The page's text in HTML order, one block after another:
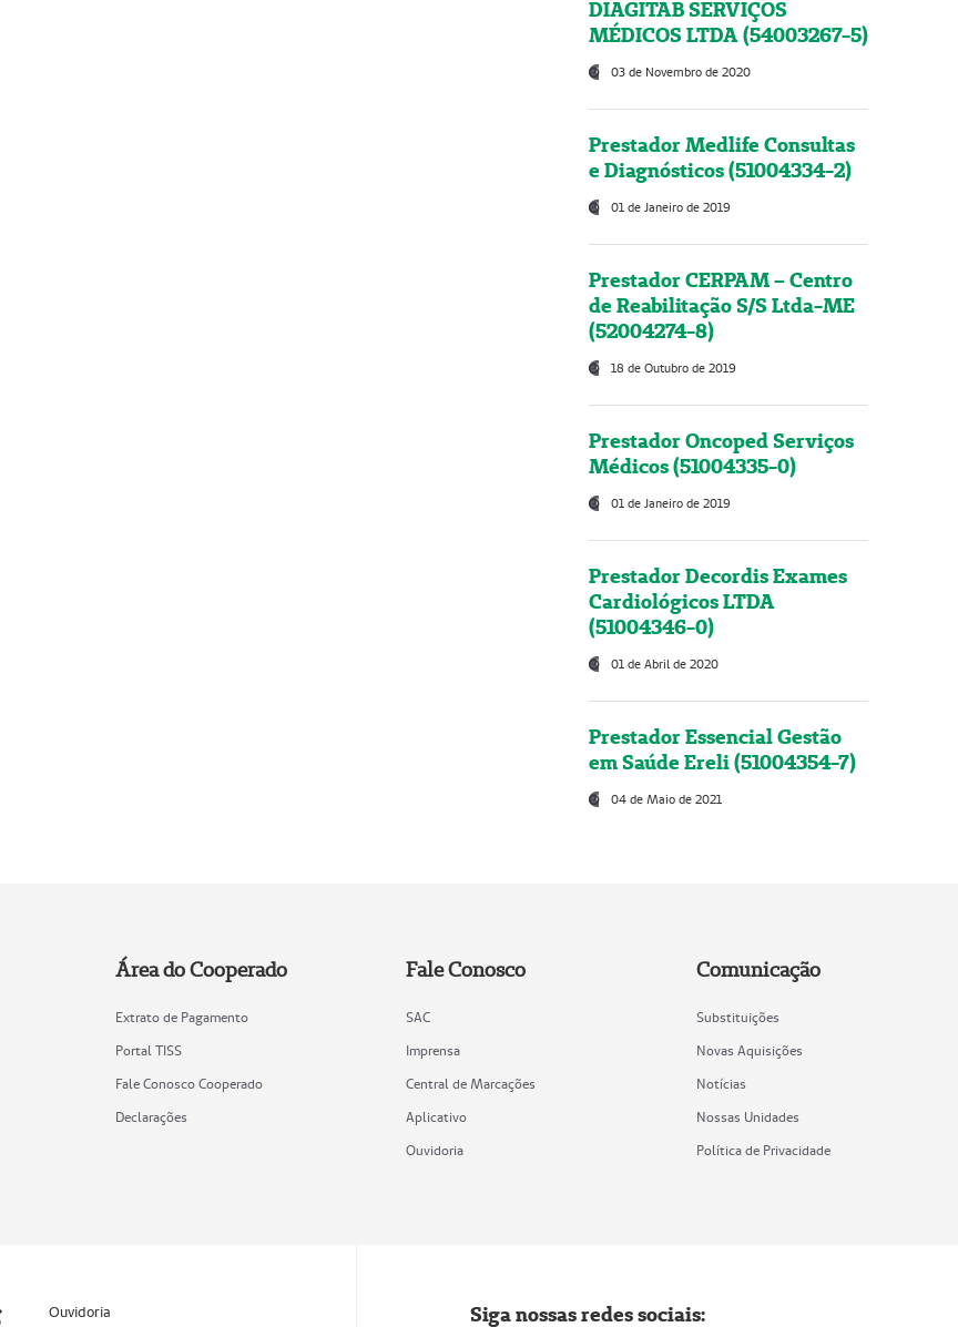
DIAGITAB SERVIÇOS
MÉDICOS LTDA (54003267-5)
03 de Novembro de 2020
Prestador Medlife Consultas
e Diagnósticos (51004334-2)
01 de Janeiro de 2019
Prestador CERPAM – Centro
de Reabilitação S/S Ltda-ME
(52004274-8)
18 de Outubro de 2019
Prestador Oncoped Serviços
Médicos (51004335-0)
01 de Janeiro de 2019
Prestador Decordis Exames
Cardiológicos LTDA
(51004346-0)
01 de Abril de 2020
Prestador Essencial Gestão
em Saúde Ereli (51004354-7)
04 de Maio de 2021
Área do Cooperado
Extrato de Pagamento
Portal TISS
Fale Conosco Cooperado
Declarações
Fale Conosco
SAC
Imprensa
Central de Marcações
Aplicativo
Ouvidoria
Comunicação
Substituições
Novas Aquisições
Notícias
Nossas Unidades
Política de Privacidade
Ouvidoria Siga nossas redes sociais: